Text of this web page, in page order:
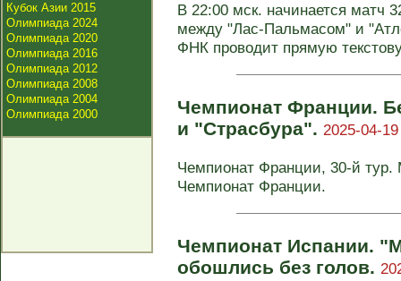
Кубок Азии 2015
Олимпиада 2024
Олимпиада 2020
Олимпиада 2016
Олимпиада 2012
Олимпиада 2008
Олимпиада 2004
Олимпиада 2000
В 22:00 мск. начинается матч
между "Лас-Пальмасом" и
ФНК проводит прямую
Чемпионат Франции.
и "Страсбура". 2025-04-
Чемпионат Франции, 30-й тур.
Чемпионат Франции.
Чемпионат Испании.
обошлись без голов.